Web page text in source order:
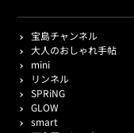
宝島チャンネル
大人のおしゃれ手帖
mini
リンネル
SPRiNG
GLOW
smart